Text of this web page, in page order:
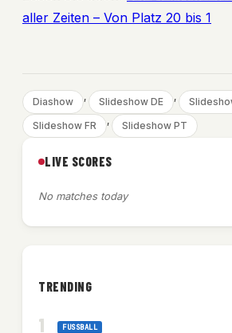
aller Zeiten – Von Platz 20 bis 1
Diashow , Slideshow DE ,
Slideshow FR , Slideshow PT
LIVE SCORES
No matches today
TRENDING
FUSSBALL